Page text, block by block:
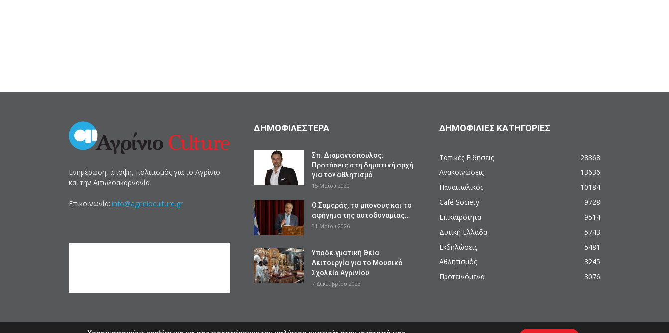
Ενημέρωση, άποψη, πολιτισμός για το Αγρίνιο
και την Αιτωλοακαρνανία
Επικοινωνία: info@agrinioculture.gr
ΔΗΜΟΦΙΛΕΣΤΕΡΑ
Σπ. Διαμαντόπουλος:
Προτάσεις στη δημοτική αρχή
για τον αθλητισμό
15 Μαΐου 2020
Ο Σαμαράς, το μπόνους και το
αφήγημα της αυτοδυναμίας…
31 Μαΐου 2026
Υποδειγματική Θεία
Λειτουργία για το Μουσικό
Σχολείο Αγρινίου
7 Δεκεμβρίου 2023
ΔΗΜΟΦΙΛΙΕΣ ΚΑΤΗΓΟΡΙΕΣ
Τοπικές Ειδήσεις
28368
Ανακοινώσεις
13636
Παναιτωλικός
10184
Café Society
9728
Επικαιρότητα
9514
Δυτική Ελλάδα
5743
Εκδηλώσεις
5481
Αθλητισμός
3245
Προτεινόμενα
3076